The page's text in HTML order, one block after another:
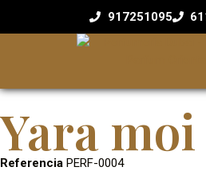
917251095
Yara
Referencia PERF-0004